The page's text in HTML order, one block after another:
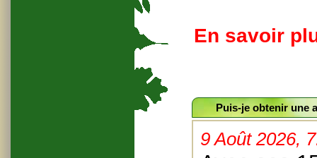
En savoir
Puis-je obtenir une
9 Août 2026,